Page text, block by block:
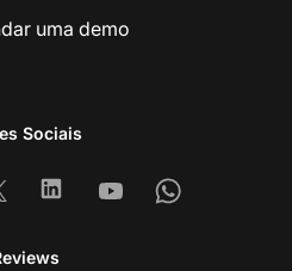
uma demo
Sociais
LinkedinYoutubeWhatsapp